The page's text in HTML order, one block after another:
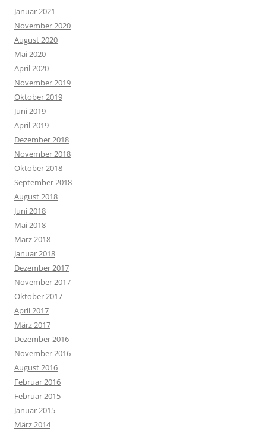
Januar 2021
November 2020
August 2020
Mai 2020
April 2020
November 2019
Oktober 2019
Juni 2019
April 2019
Dezember 2018
November 2018
Oktober 2018
September 2018
August 2018
Juni 2018
Mai 2018
März 2018
Januar 2018
Dezember 2017
November 2017
Oktober 2017
April 2017
März 2017
Dezember 2016
November 2016
August 2016
Februar 2016
Februar 2015
Januar 2015
März 2014